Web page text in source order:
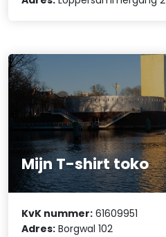
Mijn T-shirt toko
KvK nummer: 61609951
Adres: Borgwal 102